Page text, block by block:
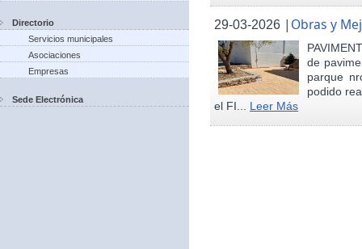
Directorio
Servicios municipales
Asociaciones
Empresas
Sede Electrónica
29-03-2026 | Obras y
de
parque
podido
el FI... Leer Más